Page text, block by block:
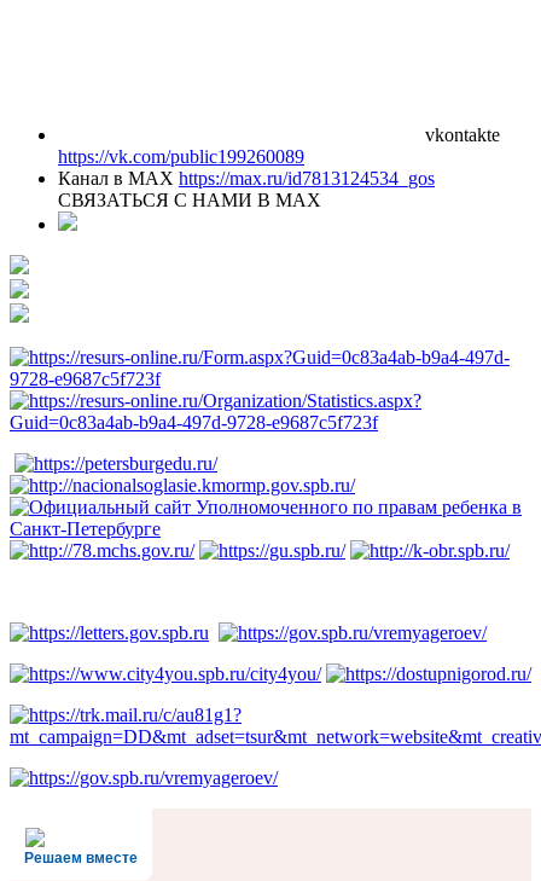
vkontakte
https://vk.com/public199260089
Канал в MAX https://max.ru/id7813124534_gos
СВЯЗАТЬСЯ С НАМИ В МАХ
Решаем вместе